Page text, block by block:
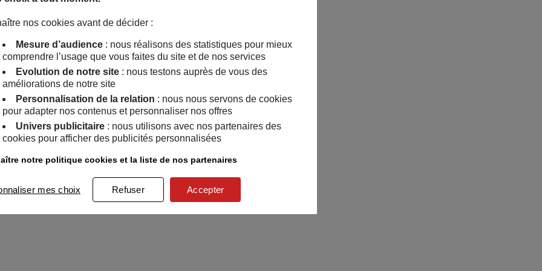
nos cookies avant de décider :
Mesure d’audience : nous réalisons des statistiques pour mieux
comprendre l’usage que vous faites du site et de nos services
Evolution de notre site : nous testons auprès de vous des
améliorations de notre site
Personnalisation de la relation : nous nous servons de cookies
pour adapter nos contenus et personnaliser nos offres
Univers publicitaire : nous utilisons avec nos partenaires des
cookies pour afficher des publicités personnalisées
notre politique cookies et la liste de nos partenaires
mes choix Refuser Accepter